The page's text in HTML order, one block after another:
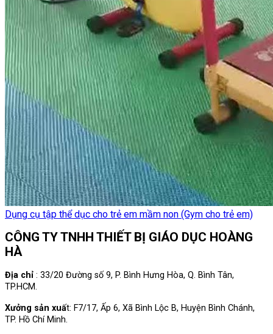
Dụng cụ tập thể dục cho trẻ em mầm non (Gym cho trẻ em)
CÔNG TY TNHH THIẾT BỊ GIÁO DỤC HOÀNG
HÀ
Địa chỉ : 33/20 Đường số 9, P. Bình Hưng Hòa, Q. Bình Tân,
TP.HCM.
Xưởng sản xuất: F7/17, Ấp 6, Xã Bình Lộc B, Huyện Bình Chánh,
TP. Hồ Chí Minh.